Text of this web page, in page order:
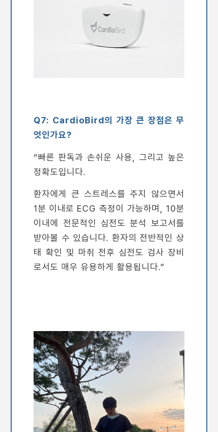
Q7: CardioBird의 가장 큰 장점은 무
엇인가요?
“빠른 판독과 손쉬운 사용, 그리고 높은
정확도입니다.
환자에게 큰 스트레스를 주지 않으면서
1분 이내로 ECG 측정이 가능하며, 10분
이내에 전문적인 심전도 분석 보고서를
받아볼 수 있습니다. 환자의 전반적인 상
태 확인 및 마취 전후 심전도 검사 장비
로서도 매우 유용하게 활용됩니다.”